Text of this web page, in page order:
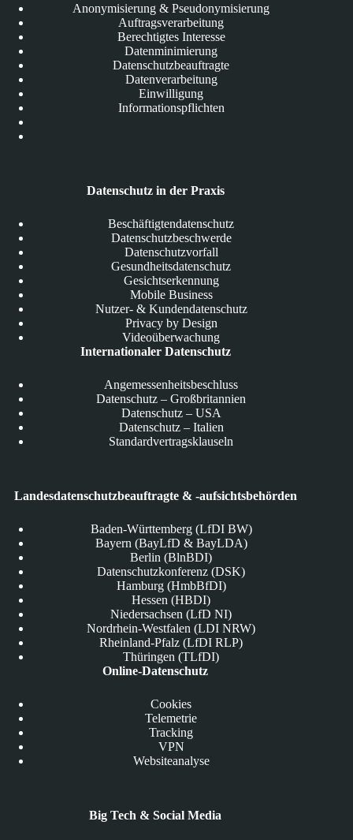
Anonymisierung & Pseudonymisierung
Auftragsverarbeitung
Berechtigtes Interesse
Datenminimierung
Datenschutzbeauftragte
Datenverarbeitung
Einwilligung
Informationspflichten
Datenschutz in der Praxis
Beschäftigtendatenschutz
Datenschutzbeschwerde
Datenschutzvorfall
Gesundheitsdatenschutz
Gesichtserkennung
Mobile Business
Nutzer- & Kundendatenschutz
Privacy by Design
Videoüberwachung
Internationaler Datenschutz
Angemessenheitsbeschluss
Datenschutz – Großbritannien
Datenschutz – USA
Datenschutz – Italien
Standardvertragsklauseln
Landesdatenschutzbeauftragte & -aufsichtsbehörden
Baden-Württemberg (LfDI BW)
Bayern (BayLfD & BayLDA)
Berlin (BlnBDI)
Datenschutzkonferenz (DSK)
Hamburg (HmbBfDI)
Hessen (HBDI)
Niedersachsen (LfD NI)
Nordrhein-Westfalen (LDI NRW)
Rheinland-Pfalz (LfDI RLP)
Thüringen (TLfDI)
Online-Datenschutz
Cookies
Telemetrie
Tracking
VPN
Websiteanalyse
Big Tech & Social Media